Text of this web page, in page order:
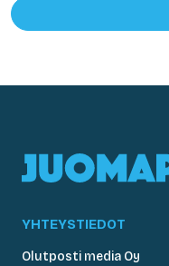
YHTEYSTIEDOT
Olutposti media Oy